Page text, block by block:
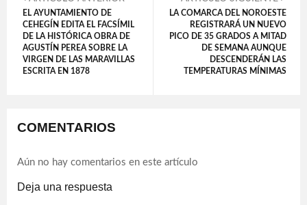
EL AYUNTAMIENTO DE
CEHEGÍN EDITA EL FACSÍMIL
DE LA HISTÓRICA OBRA DE
AGUSTÍN PEREA SOBRE LA
VIRGEN DE LAS MARAVILLAS
ESCRITA EN 1878
LA COMARCA DEL NOROESTE
REGISTRARÁ UN NUEVO
PICO DE 35 GRADOS A MITAD
DE SEMANA AUNQUE
DESCENDERÁN LAS
TEMPERATURAS MÍNIMAS
COMENTARIOS
Aún no hay comentarios en este artículo
Deja una respuesta